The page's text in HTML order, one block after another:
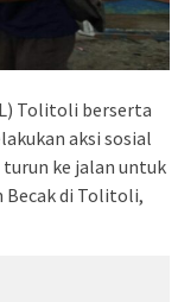
Tolitoli berserta
aksi sosial
ke jalan untuk
Becak di Tolitoli,